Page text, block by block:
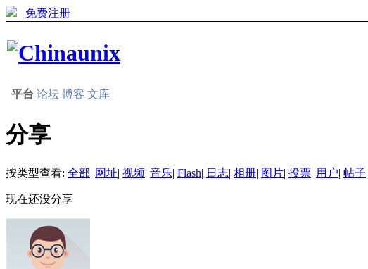
免费注册
平台 论坛 博客 文库
分享
按类型查看: 全部| 网址| 视频| 音乐| Flash| 日志| 相册| 图片| 投票| 用户| 帖子|
现在还没分享